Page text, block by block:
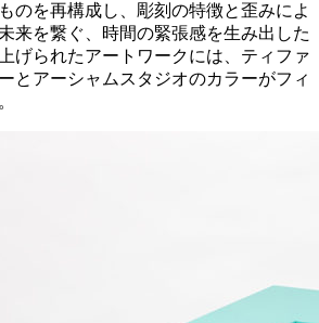
のを再構成し、彫刻の特徴と歪みによ
来を繋ぐ、時間の緊張感を生み出した
げられたアートワークには、ティファ
とアーシャムスタジオのカラーがフィ